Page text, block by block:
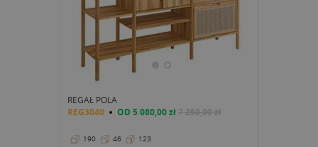
REGAŁ POLA
REG3040 OD 5 080,00 zł7 250,00 zł
190 46 123